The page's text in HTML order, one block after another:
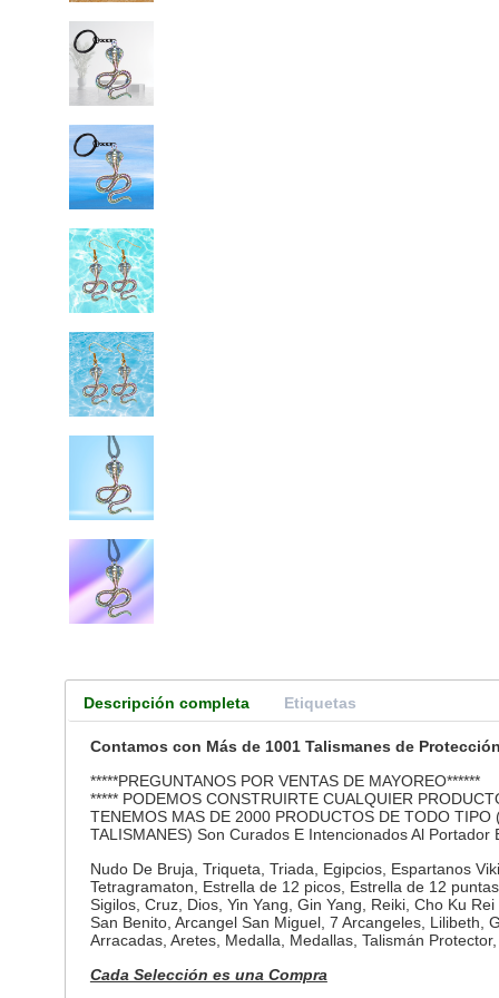
Descripción completa Etiquetas
Contamos con Más de 1001 Talismanes de
*****PREGUNTANOS POR VENTAS DE MAYOREO******
***** PODEMOS CONSTRUIRTE CUALQUIER
TENEMOS MAS DE 2000 PRODUCTOS DE TODO
TALISMANES) Son Curados E Intencionados Al
Nudo De Bruja, Triqueta, Triada, Egipcios, Espartanos
Tetragramaton, Estrella de 12 picos, Estrella de 12
Sigilos, Cruz, Dios, Yin Yang, Gin Yang, Reiki, Cho Ku
San Benito, Arcangel San Miguel, 7 Arcangeles, Lilibeth,
Arracadas, Aretes, Medalla, Medallas, Talismán
Cada Selección es una Compra